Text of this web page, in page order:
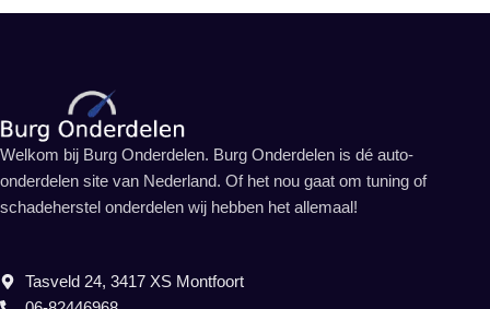
Welkom bij Burg Onderdelen. Burg Onderdelen is dé auto-
onderdelen site van Nederland. Of het nou gaat om tuning of
schadeherstel onderdelen wij hebben het allemaal!
Tasveld 24, 3417 XS Montfoort